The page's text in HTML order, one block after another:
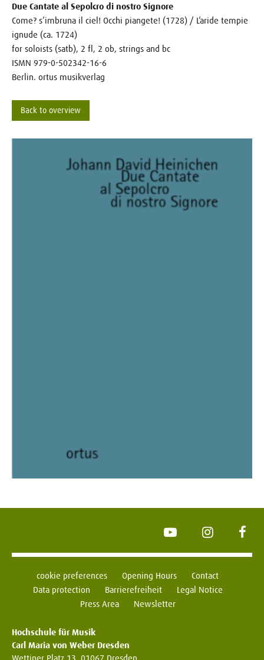
Due Cantate al Sepolcro di nostro Signore
Come? s’imbruna il ciel! Occhi piangete! (1728) / L’aride tempie
ignude (ca. 1724)
for soloists (satb), 2 fl, 2 ob, strings and bc
ISMN 979-0-502342-16-6
Berlin. ortus musikverlag
Back to overview
YouTube Instagram
cookie preferences Opening Hours
Contact
Data protection
Barrierefreiheit
Legal Notice
Press Area
Newsletter
Hochschule für Musik
Carl Maria von Weber Dresden
Wettiner Platz 13, 01067 Dresden